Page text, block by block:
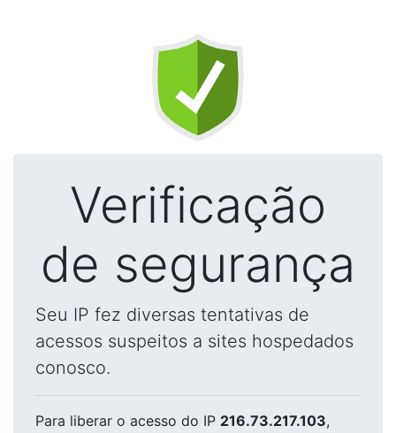
Verificação
de segurança
Seu IP fez diversas tentativas de
acessos suspeitos a sites hospedados
conosco.
Para liberar o acesso do IP 216.73.217.103,